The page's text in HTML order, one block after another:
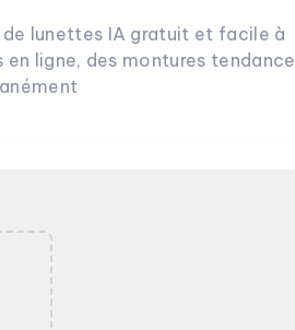
lunettes IA gratuit et facile à
ligne, des montures tendance